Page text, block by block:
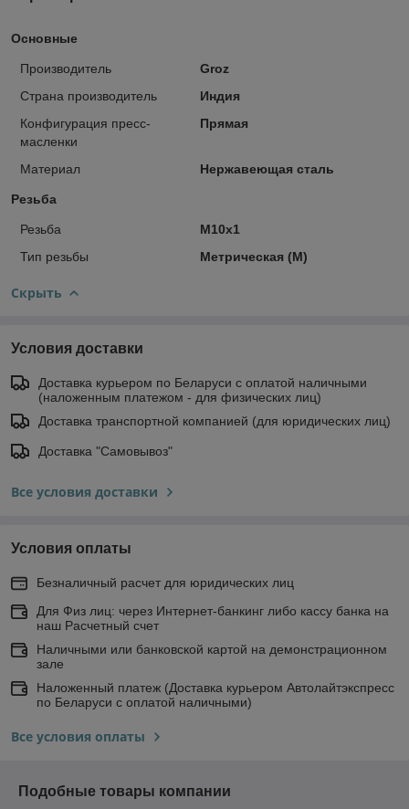
Основные
Производитель
Groz
Страна производитель
Индия
Конфигурация пресс-
масленки
Прямая
Материал Нержавеющая сталь
Резьба
Резьба
M10x1
Тип резьбы
Метрическая (M)
Скрыть
Условия доставки
Доставка курьером по Беларуси с оплатой наличными
(наложенным платежом - для физических лиц)
Доставка транспортной компанией (для юридических лиц)
Доставка "Самовывоз"
Все условия доставки
Условия оплаты
Безналичный расчет для юридических лиц
Для Физ лиц: через Интернет-банкинг либо кассу банка на
наш Расчетный счет
Наличными или банковской картой на демонстрационном
зале
Наложенный платеж (Доставка курьером Автолайтэкспресс
по Беларуси с оплатой наличными)
Все условия оплаты
Подобные товары компании